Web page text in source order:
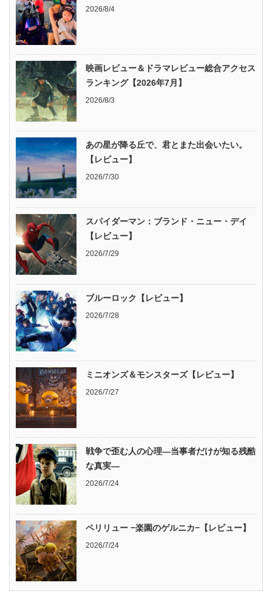
2026/8/4
映画レビュー＆ドラマレビュー総合アクセス
ランキング【2026年7月】
2026/8/3
あの星が降る丘で、君とまた出会いたい。
【レビュー】
2026/7/30
スパイダーマン：ブランド・ニュー・デイ
【レビュー】
2026/7/29
ブルーロック【レビュー】
2026/7/28
ミニオンズ＆モンスターズ【レビュー】
2026/7/27
戦争で歪む人の心理―当事者だけが知る残酷
な真実―
2026/7/24
ペリリュー −楽園のゲルニカ−【レビュー】
2026/7/24